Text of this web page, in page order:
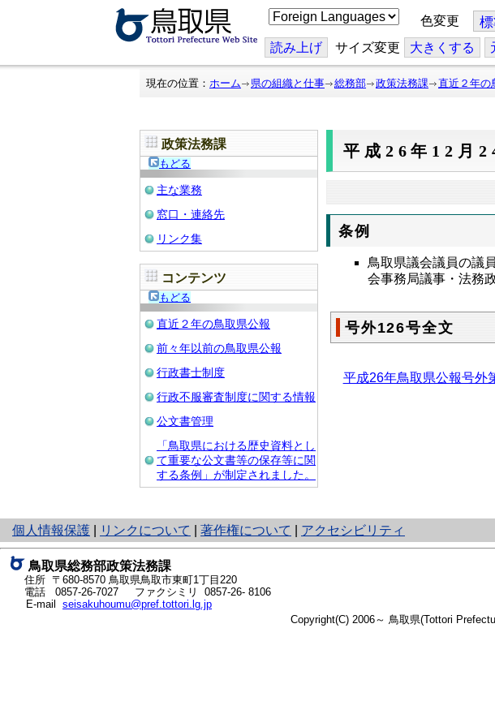
こ
の
ジ
を
翻
色変更
読み上げ サイズ変更 大きくする
現在の位置： ホーム 県の組織と仕事 総務部 政策法務課 直近２年の
政策法務課
もどる
主な業務
窓口・連絡先
リンク集
コンテンツ
もどる
直近２年の鳥取県公報
前々年以前の鳥取県公報
行政書士制度
行政不服審査制度に関する情報
公文書管理
「鳥取県における歴史資料とし
て重要な公文書等の保存等に関
する条例」が制定されました。
平成26年12月
条例
鳥取県議会議員の議
会事務局議事・法務
号外126号全文
平成26年鳥取県公報号外
個人情報保護
と
り
ネ
ッ
ト
へ
リンクについて 著作権について アクセシビリティ
鳥取県総務部政策法務課
住所 〒680-8570 鳥取県鳥取市東町1丁目220
電話 0857-26-7027
ファクシミリ 0857-26- 8106
E-mail seisakuhoumu@pref.tottori.lg.jp
Copyright(C) 2006～ 鳥取県(Tottori